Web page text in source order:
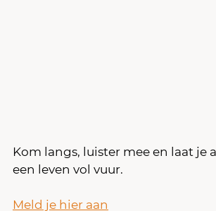
Kom langs, luister mee en laat je
een leven vol vuur.
Meld je hier aan